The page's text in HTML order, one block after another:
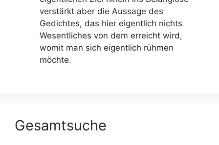
verstärkt aber die Aussage des
Gedichtes, das hier eigentlich nichts
Wesentliches von dem erreicht wird,
womit man sich eigentlich rühmen
möchte.
Gesamtsuche